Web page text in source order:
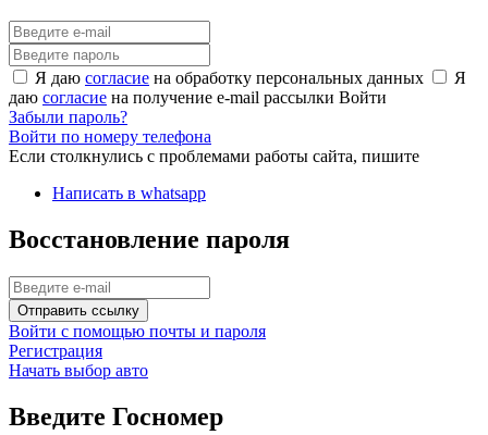
Я даю согласие на обработку персональных данных
Я
даю согласие на получение e-mail рассылки Войти
Забыли пароль?
Войти по номеру телефона
Если столкнулись с проблемами работы сайта, пишите
Написать в whatsapp
Восстановление пароля
Отправить ссылку
Войти с помощью почты и пароля
Регистрация
Начать выбор авто
Введите Госномер